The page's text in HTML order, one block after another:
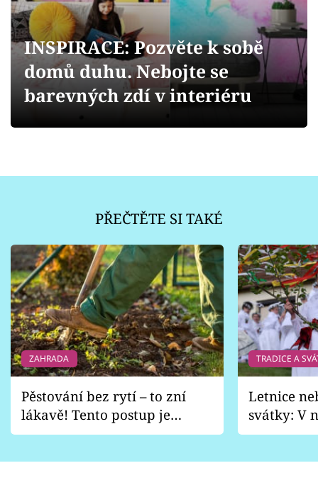
Přihlášení
Sledujte nás
INSPIRACE: Pozvěte k sobě
domů duhu. Nebojte se
barevných zdí v interiéru
PŘEČTĚTE SI TAKÉ
ZAHRADA
Pěstování bez rytí – to zní
lákavě! Tento postup je
vhodný jen pro některé
TRADICE A
Letnice
svátky: V
pondělí